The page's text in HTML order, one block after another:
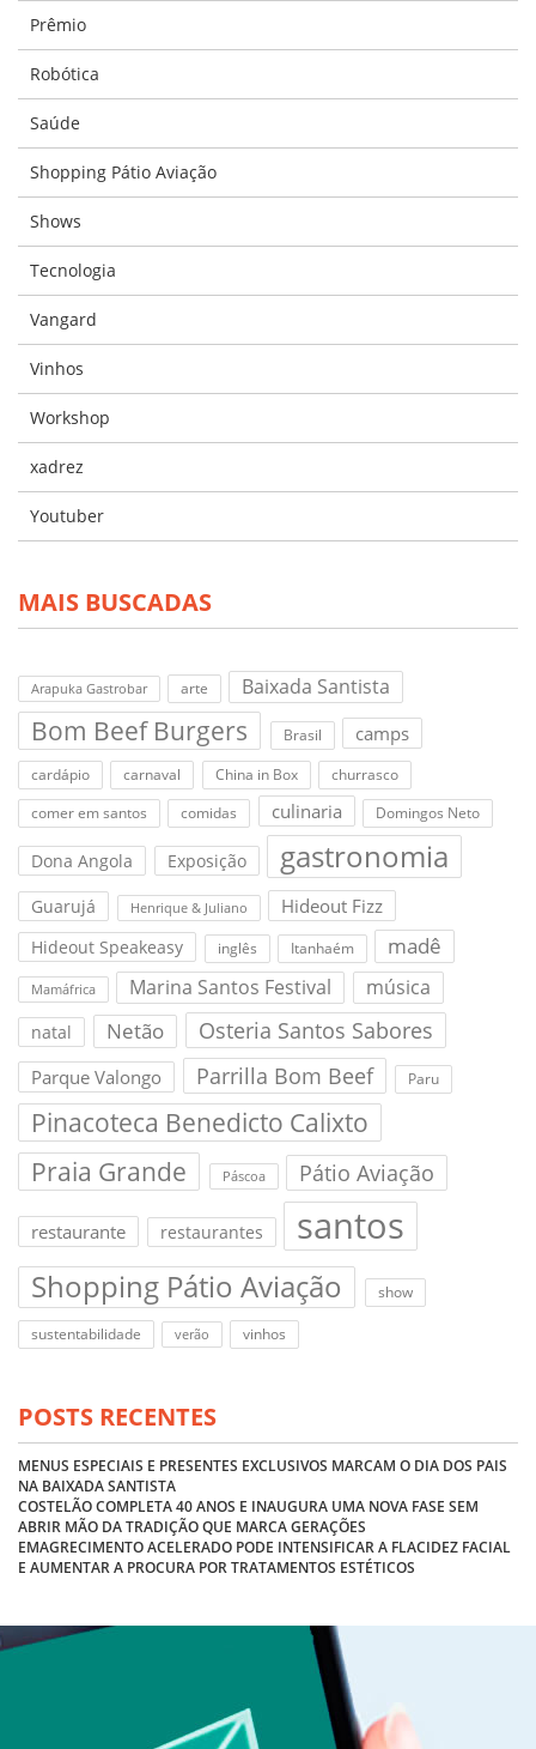
Prêmio
Robótica
Saúde
Shopping Pátio Aviação
Shows
Tecnologia
Vangard
Vinhos
Workshop
xadrez
Youtuber
MAIS BUSCADAS
Arapuka Gastrobar arte Baixada Santista
Bom Beef Burgers Brasil camps
cardápio carnaval China in Box
churrasco
comer em santos
comidas culinaria Domingos Neto
Dona Angola Exposição gastronomia
Guarujá Henrique & Juliano Hideout Fizz
Hideout Speakeasy inglês Itanhaém madê
Mamáfrica Marina Santos Festival música
natal Netão Osteria Santos Sabores
Parque Valongo Parrilla Bom Beef Paru
Pinacoteca Benedicto Calixto
Praia Grande
Páscoa Pátio Aviação
restaurante restaurantes santos
Shopping Pátio Aviação show
sustentabilidade verão vinhos
POSTS RECENTES
MENUS ESPECIAIS E PRESENTES EXCLUSIVOS MARCAM O DIA DOS PAIS
NA BAIXADA SANTISTA
COSTELÃO COMPLETA 40 ANOS E INAUGURA UMA NOVA FASE SEM
ABRIR MÃO DA TRADIÇÃO QUE MARCA GERAÇÕES
EMAGRECIMENTO ACELERADO PODE INTENSIFICAR A FLACIDEZ FACIAL
E AUMENTAR A PROCURA POR TRATAMENTOS ESTÉTICOS